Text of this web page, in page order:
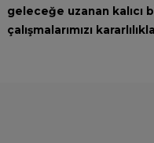
geleceğe uzanan kalıcı
çalışmalarımızı